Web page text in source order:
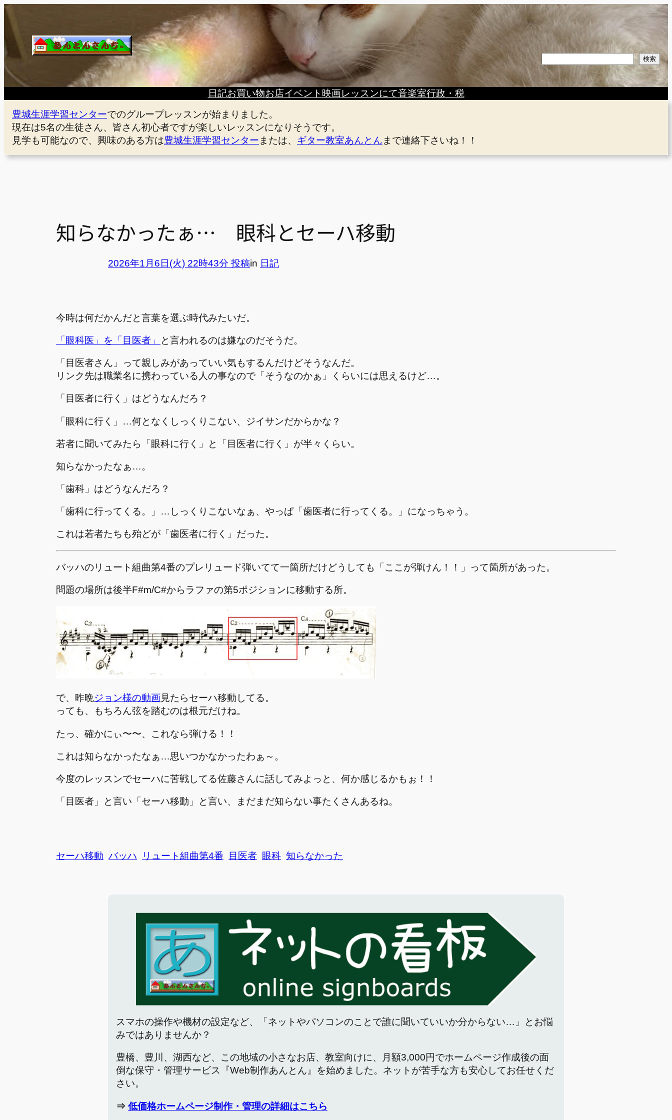
内
容
ス
キ
ッ
プ
索
検索
日記お買い物お店イベント 映画レッスンにて音楽室行政・税
豊城生涯学習センターでのグループレッスンが始まりました。
現在は5名の生徒さん、皆さん初心者ですが楽しいレッスンになりそうです。
見学も可能なので、興味のある方は豊城生涯学習センター または、 ギター教室あんとん まで連絡下さいね！！
知らなかったぁ… 眼科とセーハ移動
2026年1月6日(火) 22時43分 投稿in 日記
今時は何だかんだと言葉を選ぶ時代みたいだ。
「眼科医」を「目医者」 と言われるのは嫌なのだそうだ。
「目医者さん」って親しみがあっていい気もするんだけどそうなんだ。
リンク先は職業名に携わっている人の事なので「そうなのかぁ」くらいには思えるけど…。
「目医者に行く」はどうなんだろ？
「眼科に行く」…何となくしっくりこない、ジイサンだからかな？
若者に聞いてみたら「眼科に行く」と「目医者に行く」が半々くらい。
知らなかったなぁ…。
「歯科」はどうなんだろ？
「歯科に行ってくる。」…しっくりこないなぁ、やっぱ「歯医者に行ってくる。」になっちゃう。
これは若者たちも殆どが「歯医者に行く」だった。
バッハのリュート組曲第4番のプレリュード弾いてて一箇所だけどうしても「ここが弾けん！！」って箇所があった。
問題の場所は後半F#m/C#からラファの第5ポジションに移動する所。
で、昨晩ジョン様の動画見たらセーハ移動してる。
っても、もちろん弦を踏むのは根元だけね。
たっ、確かにぃ〜〜、これなら弾ける！！
これは知らなかったなぁ…思いつかなかったわぁ～。
今度のレッスンでセーハに苦戦してる佐藤さんに話してみよっと、何か感じるかもぉ！！
「目医者」と言い「セーハ移動」と言い、まだまだ知らない事たくさんあるね。
セーハ移動 バッハ リュート組曲第4番 目医者 眼科 知らなかった
スマホの操作や機材の設定など、「ネットやパソコンのことで誰に聞いていいか分からない…」とお悩
みではありませんか？
豊橋、豊川、湖西など、この地域の小さなお店、教室向けに、月額3,000円でホームページ作成後の面
倒な保守・管理サービス『Web制作あんとん』を始めました。ネットが苦手な方も安心してお任せくだ
さい。
⇒ 低価格ホームページ制作・管理の詳細はこちら